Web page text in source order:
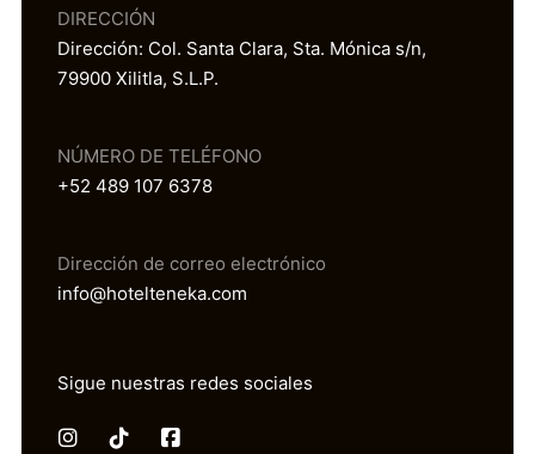
DIRECCIÓN
Dirección: Col. Santa Clara, Sta. Mónica s/n,
79900 Xilitla, S.L.P.
NÚMERO DE TELÉFONO
+52 489 107 6378
Dirección de correo electrónico
info@hotelteneka.com
Sigue nuestras redes sociales